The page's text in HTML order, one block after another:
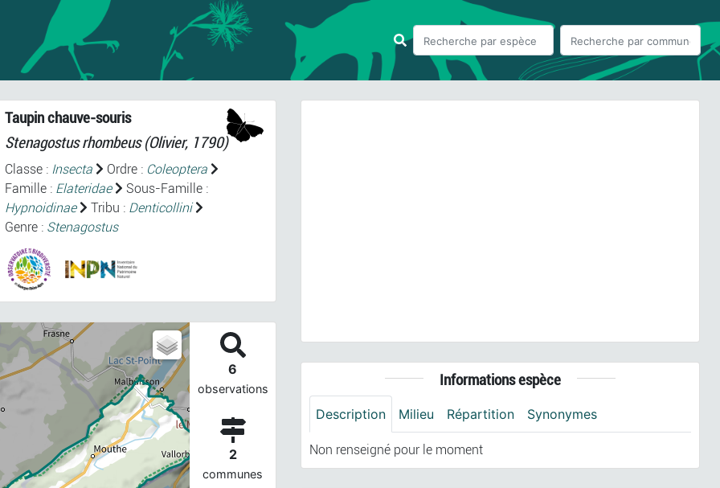
Taupin chauve-souris
Stenagostus rhombeus(Olivier, 1790)
Classe : Insecta Ordre : Coleoptera
Famille : Elateridae
Sous-Famille :
Hypnoidinae
Tribu : Denticollini
Genre : Stenagostus
6
observations
2
communes
Informations espèce
Description Milieu Répartition Synonymes
Non renseigné pour le moment